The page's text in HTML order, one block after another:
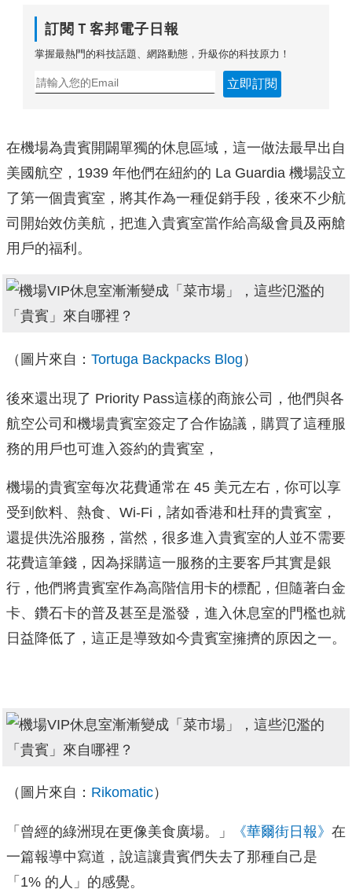
訂閱Ｔ客邦電子日報
掌握最熱門的科技話題、網路動態，升級你的科技原力！
立即訂閱
在機場為貴賓開闢單獨的休息區域，這一做法最早出自
美國航空，1939 年他們在紐約的 La Guardia 機場設立
了第一個貴賓室，將其作為一種促銷手段，後來不少航
司開始效仿美航，把進入貴賓室當作給高級會員及兩艙
用戶的福利。
（圖片來自： Tortuga Backpacks Blog ）
後來還出現了 Priority Pass這樣的商旅公司，他們與各
航空公司和機場貴賓室簽定了合作協議，購買了這種服
務的用戶也可進入簽約的貴賓室，
機場的貴賓室每次花費通常在 45 美元左右，你可以享
受到飲料、熱食、Wi-Fi，諸如香港和杜拜的貴賓室，
還提供洗浴服務，當然，很多進入貴賓室的人並不需要
花費這筆錢，因為採購這一服務的主要客戶其實是銀
行，他們將貴賓室作為高階信用卡的標配，但隨著白金
卡、鑽石卡的普及甚至是濫發，進入休息室的門檻也就
日益降低了，這正是導致如今貴賓室擁擠的原因之一。
（圖片來自： Rikomatic）
「曾經的綠洲現在更像美食廣場。」 《華爾街日報》 在
一篇報導中寫道，說這讓貴賓們失去了那種自己是
「1% 的人」的感覺。